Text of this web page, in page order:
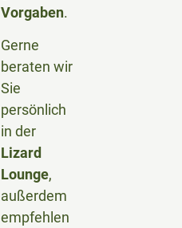
Vorgaben.
Gerne
beraten wir
Sie
persönlich
in der
Lizard
Lounge,
außerdem
empfehlen